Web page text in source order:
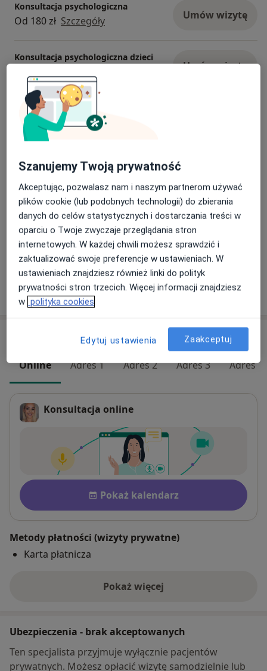
Konsultacja psychologiczna
Od 180 zł Szczegóły Umów wizytę
Konsultacja psychologiczna dzieci
Umów wizytę
Interwencja kryzysowa online
200 zł Szczegóły
Konsultacja online
200 zł Szczegóły
Konsultacja przez telefon
200 zł Szczegóły Umów wizytę
+ 11 usług
W jaki sposób ustalane są ceny?
Online Adres 1 Adres 2 Adres 3 Adres 4
Konsultacja online
Dostępność
Pokaż kalendarz
Metody płatności (wizyty prywatne)
Karta płatnicza
Pokaż więcej
o adresie
Ubezpieczenia - brak akceptowanych
Ten specjalista przyjmuje wyłącznie pacjentów
prywatnych. Możesz opłacić wizytę samodzielnie lub
Szanujemy Twoją prywatność
Akceptując, pozwalasz nam i naszym partnerom używać
plików cookie (lub podobnych technologii) do zbierania
danych do celów statystycznych i dostarczania treści w
oparciu o Twoje zwyczaje przeglądania stron
internetowych. W każdej chwili możesz sprawdzić i
zaktualizować swoje preferencje w ustawieniach. W
ustawieniach znajdziesz również linki do polityk
prywatności stron trzecich. Więcej informacji znajdziesz
w polityka cookies
Edytuj ustawienia Zaakceptuj